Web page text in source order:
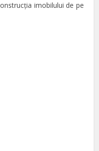
imobilului de pe